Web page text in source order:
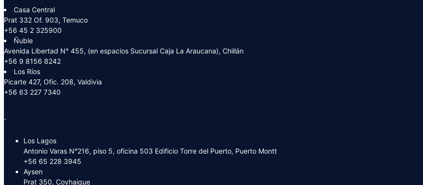
Casa Central
Prat 332 Of. 903, Temuco
+56 45 2 325900
Ñuble
Avenida Libertad N° 455, (en espacios Sucursal Caja La Araucana), Chillán
+56 9 8156 8242
Los Ríos
Picarte 427, Ofic. 208, Valdivia
+56 63 227 7340
.
Los Lagos
Antonio Varas N°216, piso 5, oficina 503 Edificio Torre del Puerto, Puerto Montt
+56 65 228 3945
Aysen
Prat 350, Coyhaique